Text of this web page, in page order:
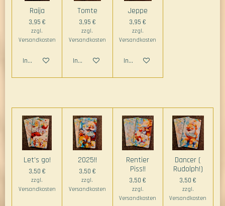
Raija
3,95 €
zzgl.
Versandkosten
In den Warenkorb
Tomte
3,95 €
zzgl.
Versandkosten
In den Warenkorb
Jeppe
3,95 €
zzgl.
Versandkosten
In den Warenkorb
Let's go!
3,50 €
zzgl.
Versandkosten
2025!!
3,50 €
zzgl.
Versandkosten
Rentier
Piss!!
3,50 €
zzgl.
Versandkosten
Dancer (
Rudolph!)
3,50 €
zzgl.
Versandkosten